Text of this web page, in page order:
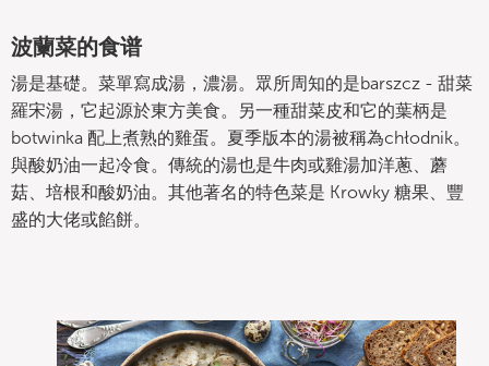
波蘭菜的食谱
湯是基礎。菜單寫成湯，濃湯。眾所周知的是barszcz - 甜菜
羅宋湯，它起源於東方美食。另一種甜菜皮和它的葉柄是
botwinka 配上煮熟的雞蛋。夏季版本的湯被稱為chłodnik。
與酸奶油一起冷食。傳統的湯也是牛肉或雞湯加洋蔥、蘑
菇、培根和酸奶油。其他著名的特色菜是 Krowky 糖果、豐
盛的大佬或餡餅。